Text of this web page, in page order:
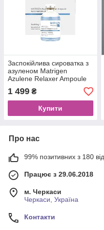
Заспокійлива сироватка з
азуленом Matrigen
Azulene Relaxer Ampoule
50 ml
1 499 ₴
Купити
Про нас
99% позитивних з 180
Працює з 29.06.2018
м. Черкаси
Черкаси, Україна
Контакти